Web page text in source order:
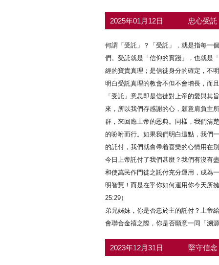
2025年01月12日 忠心受託
何謂「受託」？「受託」，就是指每一
們。受託就是「信仰的實踐」，也就是
經的寶貴真理；是信徒身分的確定，不
明白受託真理的教會不但不會增長，而
「受託」意思即是信徒對上帝的愛與
來，所以我們存感謝的心，願意肩負主
群，來回應上帝的恩典。同樣，我們清
的吩咐而行。如果我們明白這點，我們
的託付，我們就會帶着喜樂的心情用在
今日上帝託付了我們甚麼？我們有沒有
和使萬民作門徒之託付充分運用，成為
明智慧！而是在乎你如何運用你今天所
25:29）
弟兄姊妹，你是否忠於主的託付？上帝
會聯合金禧之際，你是否願意一同「溯
2023年12月31日 堅守信